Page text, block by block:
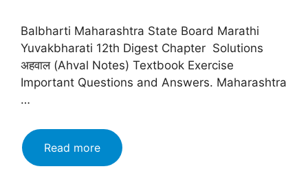
Balbharti Maharashtra State Board Marathi
Yuvakbharati 12th Digest Chapter Solutions
अहवाल (Ahval Notes) Textbook Exercise
Important Questions and Answers. Maharashtra
…
Read moreMaharashtra
Board